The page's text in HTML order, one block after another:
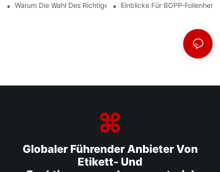
Warum Die Wahl Des Richtigen BOPP-Folienlieferanten Für Ihr
Einblicke Für BOPP-
Globaler Führender Anbieter Von
Etikett- Und